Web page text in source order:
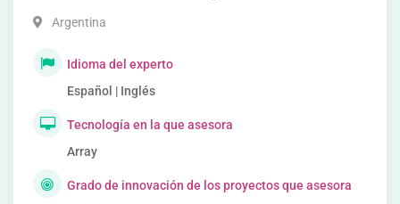
Argentina
Idioma del experto
Español | Inglés
Tecnología en la que asesora
Array
Grado de innovación de los proyectos que asesora